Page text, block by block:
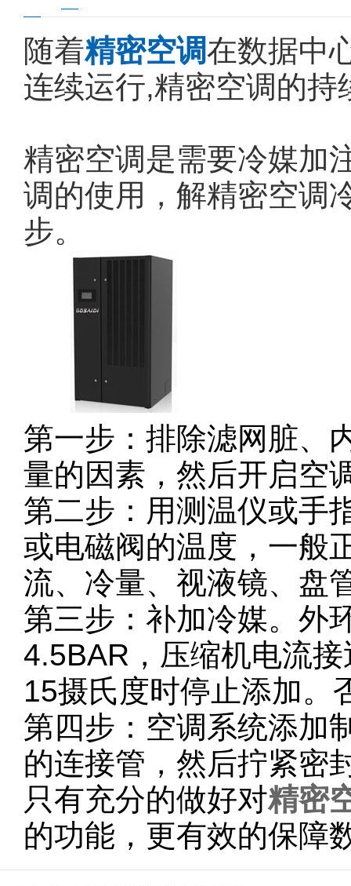
随着精密空调在数据中
连续运行,精密空调的
精密空调是需要冷媒加
调的使用，解精密空调
步。
第一步：排除滤网脏、
量的因素，然后开启空
第二步：用测温仪或手
或电磁阀的温度，一般
流、冷量、视液镜、盘
第三步：补加冷媒。外
4.5BAR，压缩机电流
15摄氏度时停止添加。
第四步：空调系统添加
的连接管，然后拧紧密
只有充分的做好对精密
的功能，更有效的保障